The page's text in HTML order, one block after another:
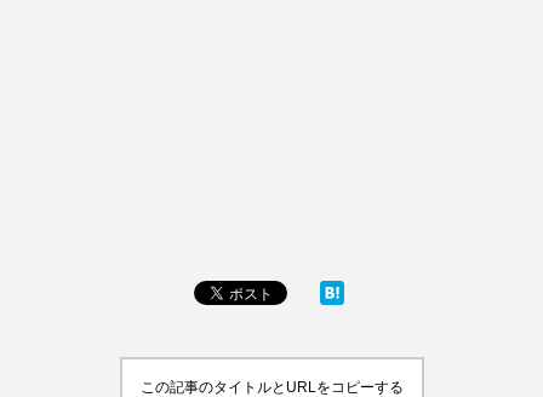
この記事のタイトルとURLをコピーする